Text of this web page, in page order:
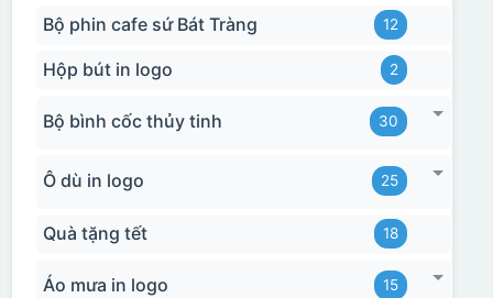
Bộ phin cafe sứ Bát Tràng 12
Hộp bút in logo 2
Bộ bình cốc thủy tinh 30
Ô dù in logo 25
Quà tặng tết 18
Áo mưa in logo 15